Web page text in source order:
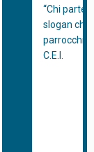
“Chi
slogan che
parrocchie
C.E.I.